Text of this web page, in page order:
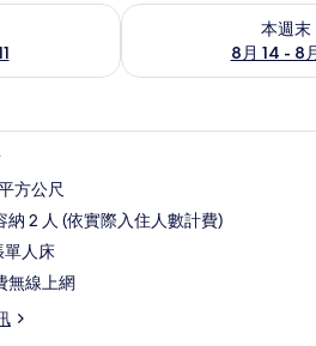
供應情況
本週末
8月 14 - 8
查看本週末 (8月 14 - 8
高級寢具、迷你吧
方公尺
納 2 人 (依實際入住人數計費)
單人床
無線上網